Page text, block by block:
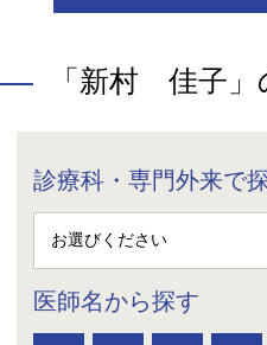
「新村 佳子」
診療科・専門外来で
医師名から探す